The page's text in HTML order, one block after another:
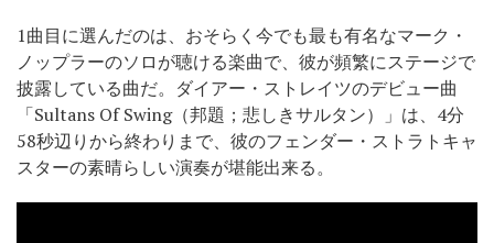
1曲目に選んだのは、おそらく今でも最も有名なマーク・
ノップラーのソロが聴ける楽曲で、彼が頻繁にステージで
披露している曲だ。ダイアー・ストレイツのデビュー曲
「Sultans Of Swing（邦題；悲しきサルタン）」は、4分
58秒辺りから終わりまで、彼のフェンダー・ストラトキャ
スターの素晴らしい演奏が堪能出来る。